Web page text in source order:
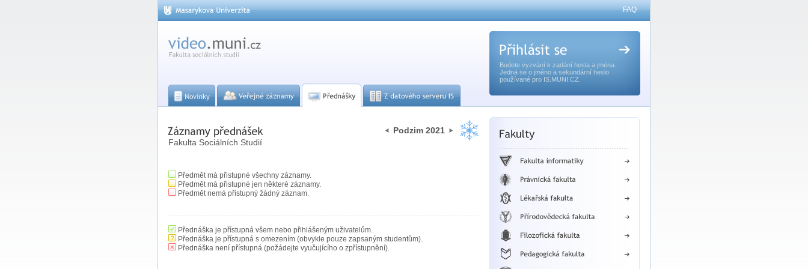
FAQ
Budete vyzvání k zadání hesla a jména.
Jedná se o jméno a sekundární heslo
používané pro IS.MUNI.CZ.
Fakulta Sociálních Studií
Podzim 2021
Předmět má přistupné všechny záznamy.
Předmět má přistupné jen některé záznamy.
Předmět nemá přistupný žádný záznam.
Přednáška je přístupná všem nebo přihlášeným uživatelům.
Přednáška je přístupná s omezením (obvykle pouze zapsaným studentům).
Přednáška není přístupná (požádejte vyučujícího o zpřístupnění).